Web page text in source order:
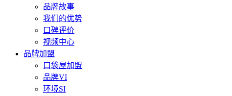
品牌故事
我们的优势
口碑评价
视频中心
品牌加盟
口袋屋加盟
品牌VI
环境SI